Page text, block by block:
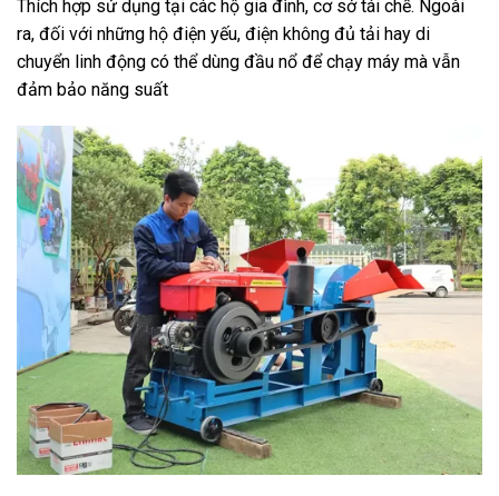
Thích hợp sử dụng tại các hộ gia đình, cơ sở tái chế. Ngoài
ra, đối với những hộ điện yếu, điện không đủ tải hay di
chuyển linh động có thể dùng đầu nổ để chạy máy mà vẫn
đảm bảo năng suất